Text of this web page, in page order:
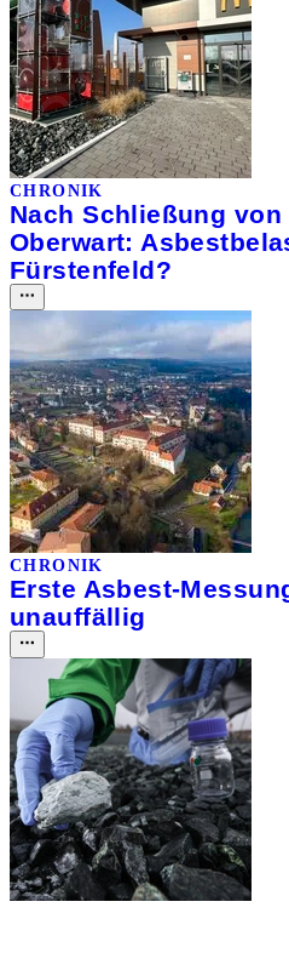
CHRONIK
Nach Schließung
Oberwart:
Fürstenfeld?
CHRONIK
Erste Asbest-
unauffällig